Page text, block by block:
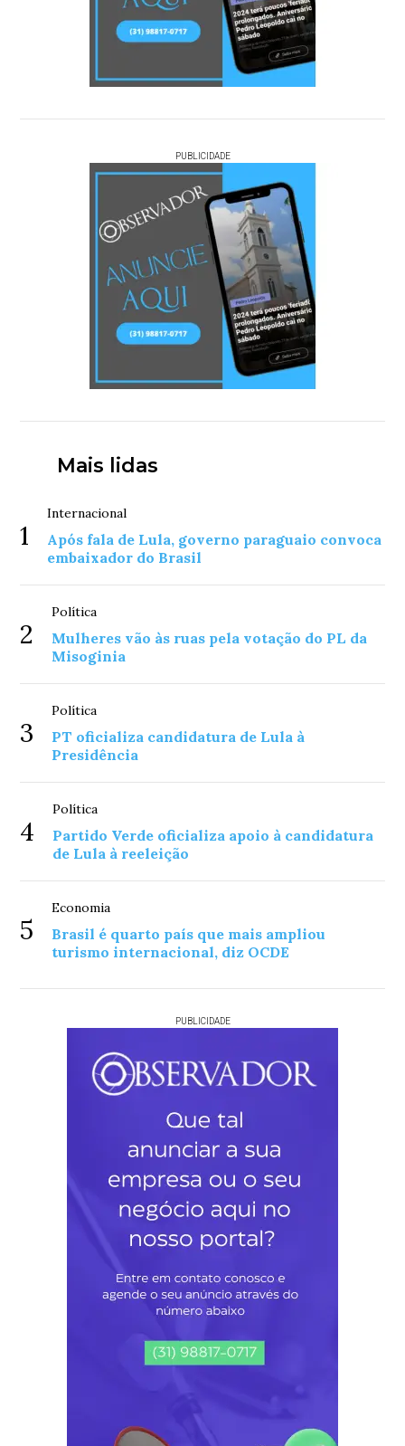
PUBLICIDADE
Mais lidas
1
Internacional
Após fala de Lula, governo paraguaio convoca
embaixador do Brasil
2
Política
Mulheres vão às ruas pela votação do PL da
Misoginia
3
Política
PT oficializa candidatura de Lula à
Presidência
4
Política
Partido Verde oficializa apoio à candidatura
de Lula à reeleição
5
Economia
Brasil é quarto país que mais ampliou
turismo internacional, diz OCDE
PUBLICIDADE